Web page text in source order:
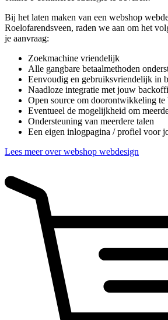
Bij het laten maken van een webshop
Roelofarendsveen, raden we aan om het
je aanvraag:
Zoekmachine vriendelijk
Alle gangbare betaalmethoden
Eenvoudig en gebruiksvriendelijk in
Naadloze integratie met jouw
Open source om doorontwikkeling te
Eventueel de mogelijkheid om
Ondersteuning van meerdere talen
Een eigen inlogpagina / profiel voor
Lees meer over webshop webdesign